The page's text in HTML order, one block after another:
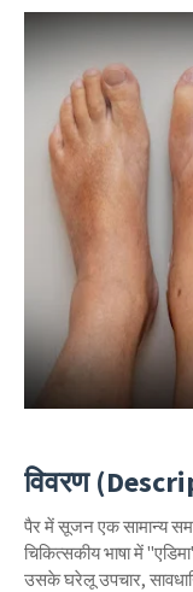
विवरण
पैर में सूजन एक सामान्य
चिकित्सकीय भाषा में
उसके घरेलू उपचार,